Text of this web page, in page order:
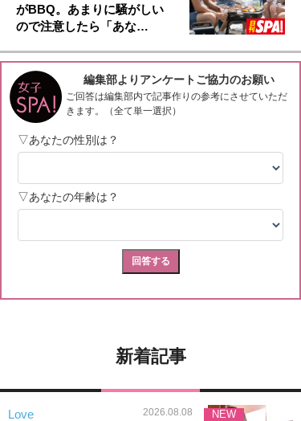
がBBQ。あまりに騒がしい
ので注意したら「あな…
新着記事
Love 2026.08.08 NEW